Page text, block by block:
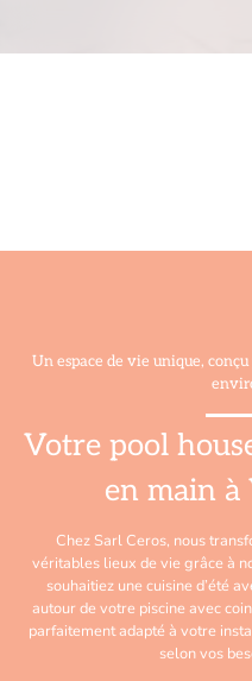
Un espace de vie unique,
Votre pool
en main
Chez Sarl Ceros, nous
véritables lieux de vie grâce à
souhaitiez une cuisine d’été
autour de votre piscine avec
parfaitement adapté à votre
selon vos